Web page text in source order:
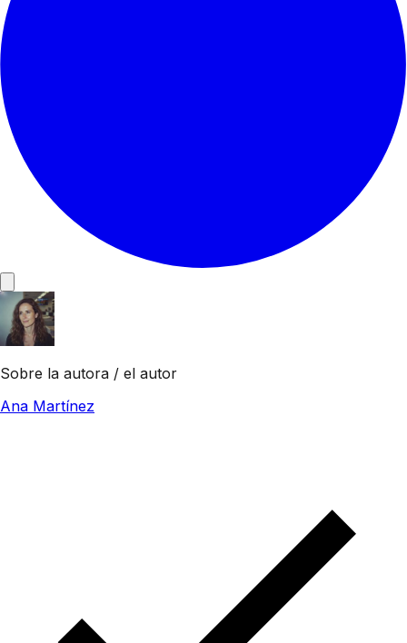
Sobre la autora / el autor
Ana Martínez